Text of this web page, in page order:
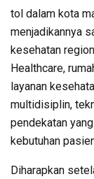
tol dalam kota
menjadikannya
kesehatan
Healthcare,
layanan
multidisiplin,
pendekatan
kebutuhan
Diharapkan